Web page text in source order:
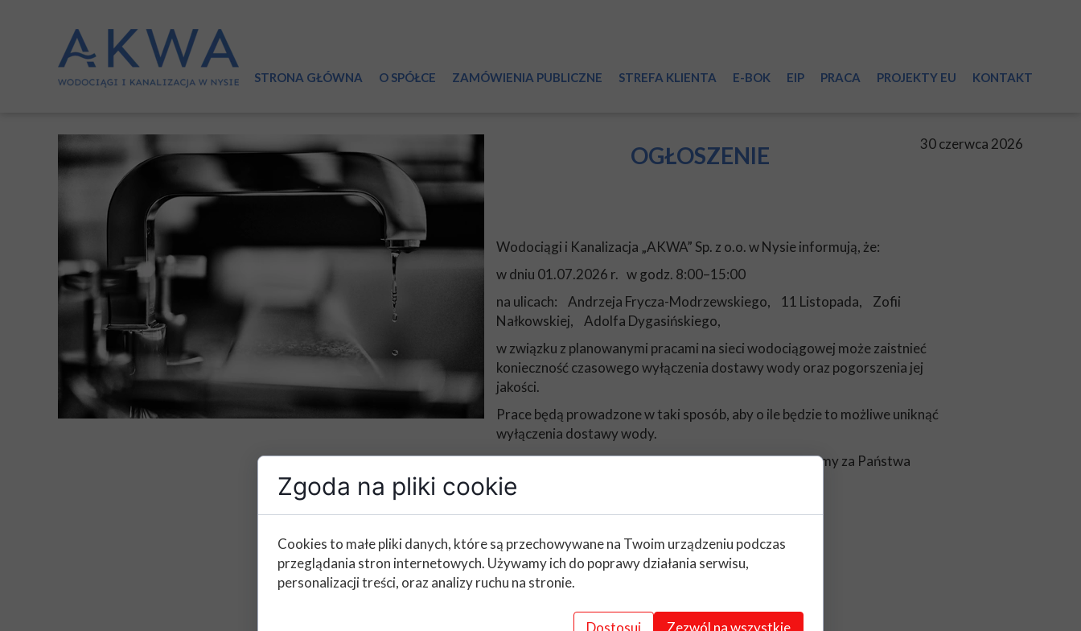
30 czerwca 2026
Wodociągi i Kanalizacja „AKWA” Sp. z o.o. w Nysie informują, że:
w dniu 01.07.2026 r. w godz. 8:00–15:00
na ulicach: Andrzeja Frycza-Modrzewskiego, 11 Listopada, Zofii
Nałkowskiej, Adolfa Dygasińskiego,
w związku z planowanymi pracami na sieci wodociągowej może zaistnieć
konieczność czasowego wyłączenia dostawy wody oraz pogorszenia jej
jakości.
Prace będą prowadzone w taki sposób, aby o ile będzie to możliwe uniknąć
wyłączenia dostawy wody.
Przepraszamy za ewentualne niedogodności i dziękujemy za Państwa
wyrozumiałość.
OGŁOSZENIE
STRONA GŁÓWNA O SPÓŁCE
Ścieki
Certyfikaty
Laboratorium
Światowy Dzień Wody
ZAMÓWIENIA PUBLICZNE STREFA KLIENTA
Zmiany umowy
Regulamin Spółki
Druki do pobrania
Taryfy i cenniki
E-BOK EIP PRACA PROJEKTY EU KONTAKT
Zgoda na pliki cookie
Cookies to małe pliki danych, które są przechowywane na Twoim urządzeniu podczas
przeglądania stron internetowych. Używamy ich do poprawy działania serwisu,
personalizacji treści, oraz analizy ruchu na stronie.
Dostosuj Zezwól na wszystkie